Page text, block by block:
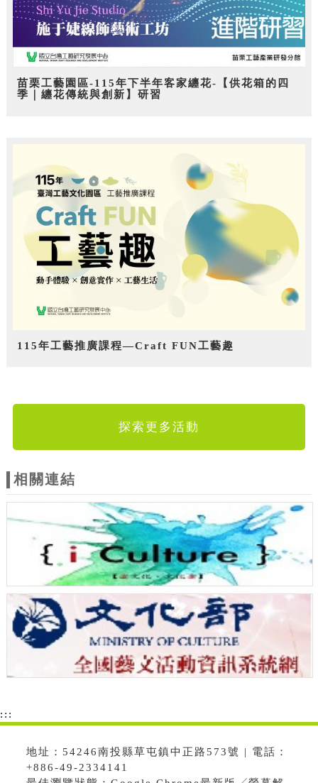
苗栗工藝園區-115年下半年客家纏花-【供花箱的四
季｜纏花傳統與創新】研習
115年工藝推廣課程—Craft FUN工藝趣
探索更多活動
相關連結
:::
地址：54246南投縣草屯鎮中正路573號 | 電話：
+886-49-2334141